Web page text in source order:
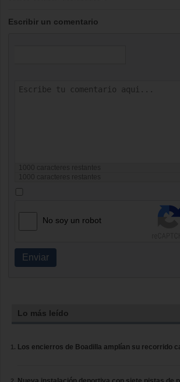
Escribir un comentario
caracteres restantes
caracteres restantes
No soy un robot
Enviar
Lo más leído
Los encierros de Boadilla amplían su recorrido